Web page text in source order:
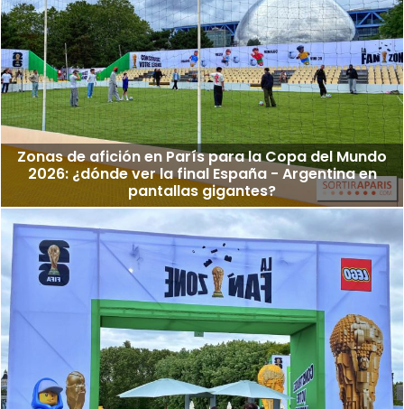
Zonas de afición en París para la Copa del Mundo
2026: ¿dónde ver la final España - Argentina en
pantallas gigantes?